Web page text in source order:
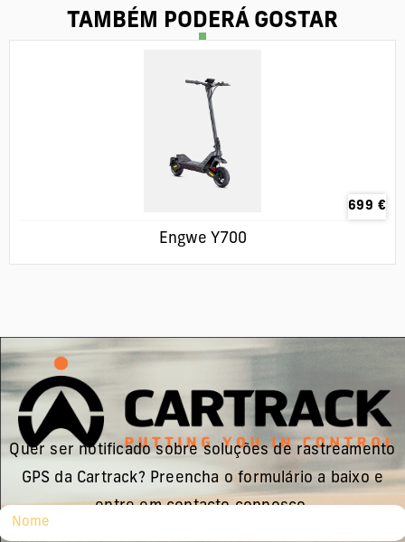
TAMBÉM PODERÁ GOSTAR
699 €
Engwe Y700
Quer ser notificado sobre soluções de rastreamento
GPS da Cartrack? Preencha o formulário a baixo e
entre em contacto connosco.